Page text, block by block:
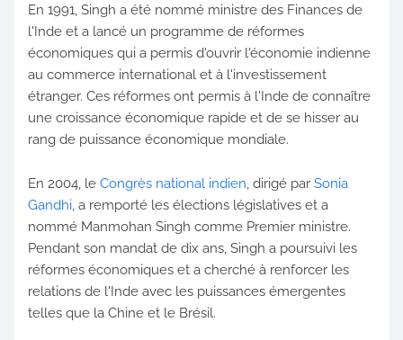
En 1991, Singh a été nommé ministre des Finances de
l'Inde et a lancé un programme de réformes
économiques qui a permis d'ouvrir l'économie indienne
au commerce international et à l'investissement
étranger. Ces réformes ont permis à l'Inde de connaître
une croissance économique rapide et de se hisser au
rang de puissance économique mondiale.
En 2004, le Congrès national indien, dirigé par Sonia
Gandhi, a remporté les élections législatives et a
nommé Manmohan Singh comme Premier ministre.
Pendant son mandat de dix ans, Singh a poursuivi les
réformes économiques et a cherché à renforcer les
relations de l'Inde avec les puissances émergentes
telles que la Chine et le Brésil.